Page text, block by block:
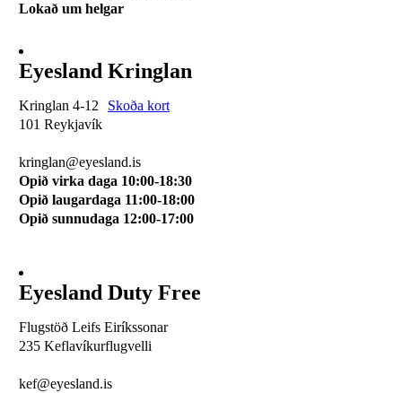
Lokað um helgar
Eyesland Kringlan
Kringlan 4-12
Skoða kort
101 Reykjavík
kringlan@eyesland.is
Opið virka daga 10:00-18:30
Opið laugardaga 11:00-18:00
Opið sunnudaga 12:00-17:00
Eyesland Duty Free
Flugstöð Leifs Eiríkssonar
235 Keflavíkurflugvelli
kef@eyesland.is